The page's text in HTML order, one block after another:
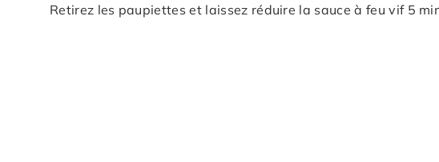
Retirez les paupiettes et laissez réduire la sauce à feu vif 5